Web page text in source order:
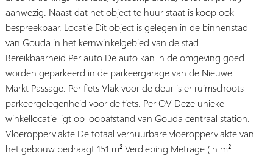
aanwezig. Naast dat het object te huur staat is koop ook
bespreekbaar. Locatie Dit object is gelegen in de binnenstad
van Gouda in het kernwinkelgebied van de stad.
Bereikbaarheid Per auto De auto kan in de omgeving goed
worden geparkeerd in de parkeergarage van de Nieuwe
Markt Passage. Per fiets Vlak voor de deur is er ruimschoots
parkeergelegenheid voor de fiets. Per OV Deze unieke
winkellocatie ligt op loopafstand van Gouda centraal station.
Vloeroppervlakte De totaal verhuurbare vloeroppervlakte van
het gebouw bedraagt 151 m² Verdieping Metrage (in m²